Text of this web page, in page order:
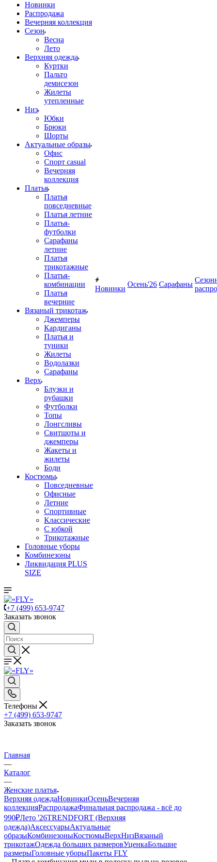
Новинки
Распродажа
Вечерняя коллекция
Сезон
Весна
Лето
Верхняя одежда
Куртки
Пальто
демисезон
Жилеты
утепленные
Низ
Юбки
Брюки
Шорты
Актуальные образы
Офис
Спорт casual
Вечерняя
коллекция
Платья
Платья
повседневные
Платья летние
Платья-
футболки
Сарафаны
летние
Платья
трикотажные
Платья-
комбинации
Платья
вечерние
Вязаный трикотаж
Джемперы
Кардиганы
Платья и
туники
Жилеты
Водолазки
Сарафаны
Верх
Блузки и
рубашки
Футболки
Топы
Лонгсливы
Свитшоты и
джемперы
Жакеты и
жилеты
Боди
Костюмы
Повседневные
Офисные
Летние
Спортивные
Классические
С юбкой
Трикотажные
Головные уборы
Комбинезоны
Ликвидация PLUS
SIZE
Новинки
Осень'26 Сарафаны
+7 (499) 653-9747
Заказать звонок
Телефоны
+7 (499) 653-9747
Заказать звонок
Главная
—
Каталог
—
Женские платья
Верхняя одеждаНовинкиОсеньВечерняя
коллекцияРаспродажаФинальная распродажа - всё до
990₽Лето '26TRENDFORT (Верхняя
одежда)АксессуарыАктуальные
образыКомбинезоныКостюмыВерхНизВязаный
трикотажОдежда больших размеровУценкаБольшие
размерыГоловные уборыПакеты FLY